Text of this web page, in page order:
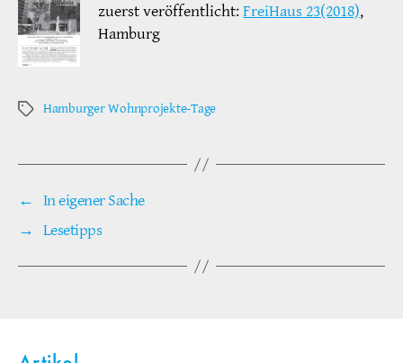
zuerst veröffentlicht:FreiHaus 23(2018),
Hamburg
Schlagwörter
Hamburger Wohnprojekte-Tage
← In eigener Sache
→ Lesetipps